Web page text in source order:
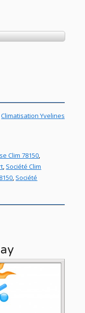
Climatisation Yvelines
Clim 78150,
, Société Clim
, Société